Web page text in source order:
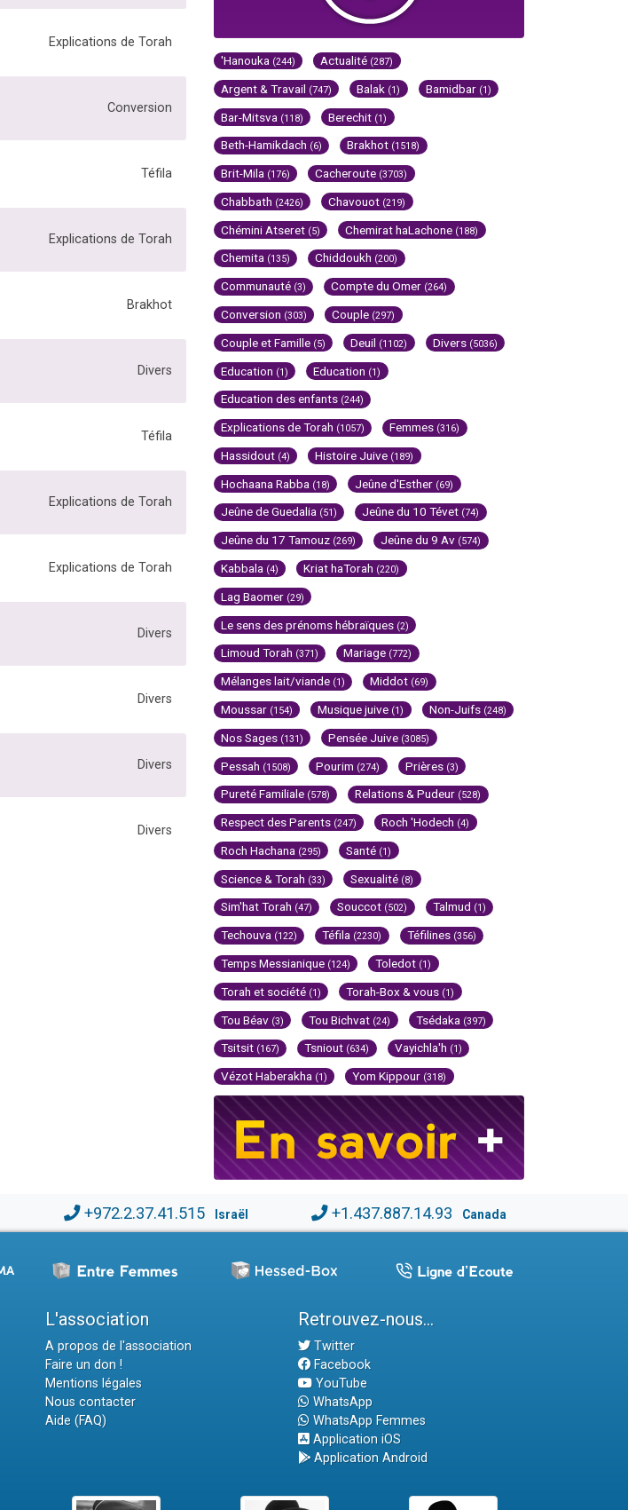
Explications de Torah
Conversion
Téfila
Explications de Torah
Brakhot
Divers
Téfila
Explications de Torah
Explications de Torah
Divers
Divers
Divers
Divers
'Hanouka (244) Actualité (287)
Argent & Travail (747) Balak (1) Bamidbar (1)
Bar-Mitsva (118) Berechit (1)
Beth-Hamikdach (6) Brakhot (1518)
Brit-Mila (176) Cacheroute (3703)
Chabbath (2426) Chavouot (219)
Chémini Atseret (5) Chemirat haLachone (188)
Chemita (135) Chiddoukh (200)
Communauté (3) Compte du Omer (264)
Conversion (303) Couple (297)
Couple et Famille (5) Deuil (1102) Divers (5036)
Education (1) Education (1)
Education des enfants (244)
Explications de Torah (1057) Femmes (316)
Hassidout (4) Histoire Juive (189)
Hochaana Rabba (18) Jeûne d'Esther (69)
Jeûne de Guedalia (51) Jeûne du 10 Tévet (74)
Jeûne du 17 Tamouz (269) Jeûne du 9 Av (574)
Kabbala (4) Kriat haTorah (220)
Lag Baomer (29)
Le sens des prénoms hébraïques (2)
Limoud Torah (371) Mariage (772)
Mélanges lait/viande (1) Middot (69)
Moussar (154) Musique juive (1) Non-Juifs (248)
Nos Sages (131) Pensée Juive (3085)
Pessah (1508) Pourim (274) Prières (3)
Pureté Familiale (578) Relations & Pudeur (528)
Respect des Parents (247) Roch 'Hodech (4)
Roch Hachana (295) Santé (1)
Science & Torah (33) Sexualité (8)
Sim'hat Torah (47) Souccot (502) Talmud (1)
Techouva (122) Téfila (2230) Téfilines (356)
Temps Messianique (124) Toledot (1)
Torah et société (1) Torah-Box & vous (1)
Tou Béav (3) Tou Bichvat (24) Tsédaka (397)
Tsitsit (167) Tsniout (634) Vayichla'h (1)
Vézot Haberakha (1) Yom Kippour (318)
+972.2.37.41.515 Israël +1.437.887.14.93 Canada
L'association
A propos de l'association
Faire un don !
Mentions légales
Nous contacter
Aide (FAQ)
Retrouvez-nous...
Twitter
Facebook
YouTube
WhatsApp
WhatsApp Femmes
Application iOS
Application Android